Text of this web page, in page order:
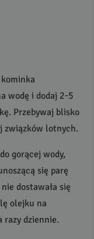
kominka
wodę i dodaj 2-5
Przebywaj blisko
związków lotnych.
gorącej wody,
się parę
dostawała się
olejku na
dziennie.